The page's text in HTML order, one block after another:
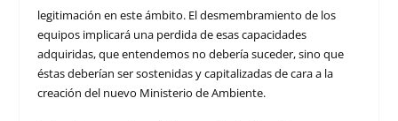
legitimación en este ámbito. El desmembramiento de los
equipos implicará una perdida de esas capacidades
adquiridas, que entendemos no debería suceder, sino que
éstas deberían ser sostenidas y capitalizadas de cara a la
creación del nuevo Ministerio de Ambiente.